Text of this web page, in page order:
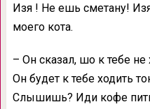
Изя ! Не ешь сметану!
моего кота.
– Он сказал, шо к тебе не
Он будет к тебе ходить
Слышишь? Иди кофе